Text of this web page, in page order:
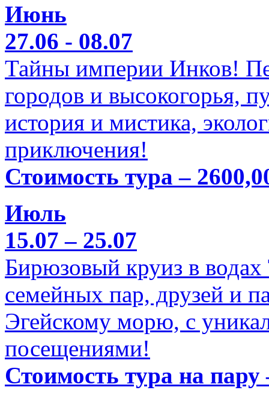
Июнь
27.06 - 08.07
Тайны империи Инков!
городов и высокогорья,
история и мистика,
приключения!
Стоимость тура –
Июль
15.07 – 25.07
Бирюзовый круиз в
семейных пар, друзей и
Эгейскому морю, с
посещениями!
Стоимость тура на пару